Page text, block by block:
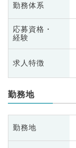
勤務体系
応募資格・
経験
求人特徴
勤務地
勤務地